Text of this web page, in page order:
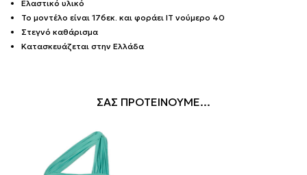
Ελαστικό υλικό
Το μοντέλο είναι 176εκ. και φοράει IT νούμερο 40
Στεγνό καθάρισμα
Κατασκευάζεται στην Ελλάδα
ΣΑΣ ΠΡΟΤΕΙΝΟΥΜΕ...